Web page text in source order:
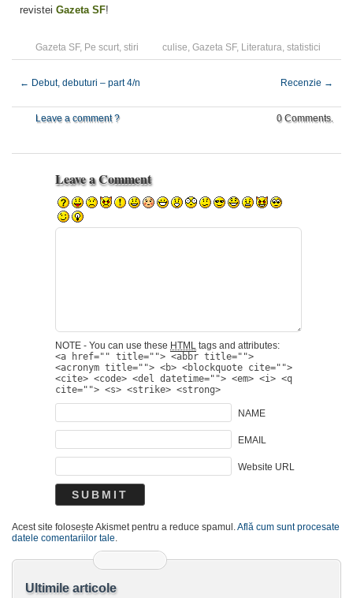
revistei Gazeta SF!
Gazeta SF, Pe scurt stiri culise Gazeta SF, Literatura statistici
← Debut, debuturi – part 4/n Recenzie →
Leave a comment ? 0 Comments.
Leave a Comment
NOTE - You can use these HTML tags and attributes:
<a href="" title=""> <abbr title="">
<acronym title=""> <b> <blockquote cite="">
<cite> <code> <del datetime=""> <em> <i> <q
cite=""> <s> <strike> <strong>
NAME
EMAIL
Website URL
Acest site folosește Akismet pentru a reduce spamul. Află cum sunt procesate
datele comentariilor tale
Ultimile articole